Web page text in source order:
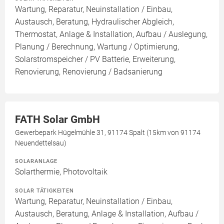
Wartung, Reparatur, Neuinstallation / Einbau,
Austausch, Beratung, Hydraulischer Abgleich,
Thermostat, Anlage & Installation, Aufbau / Auslegung,
Planung / Berechnung, Wartung / Optimierung,
Solarstromspeicher / PV Batterie, Erweiterung,
Renovierung, Renovierung / Badsanierung
FATH Solar GmbH
Gewerbepark Hügelmühle 31, 91174 Spalt (15km von 91174
Neuendettelsau)
SOLARANLAGE
Solarthermie, Photovoltaik
SOLAR TÄTIGKEITEN
Wartung, Reparatur, Neuinstallation / Einbau,
Austausch, Beratung, Anlage & Installation, Aufbau /